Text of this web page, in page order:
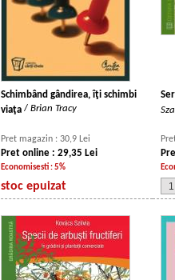
Schimbând gândirea, îţi schimbi
viaţa / Brian Tracy
Pret magazin : 30,9 Lei
Pret online : 29,35 Lei
Economisesti : 5%
stoc epuizat